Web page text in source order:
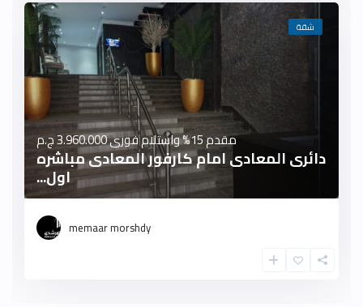
شقة
مقدم 15% واستلام فورى 3.960.000 ج.م
دائرى المعادى امام كارفور المعادى مباشره
اول...
memaar morshdy